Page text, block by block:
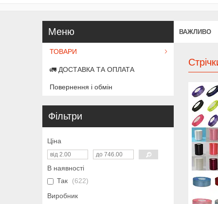
ВАЖЛИВО
ТОВАРИ
🚛 ДОСТАВКА ТА ОПЛАТА
Повернення і обмін
Фільтри
Ціна
В наявності
Так
622
Виробник